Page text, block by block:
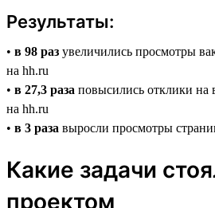
Результаты:
• в 98 раз увеличились просмотры
на hh.ru
• в 27,3 раза повысились отклики на
на hh.ru
• в 3 раза выросли просмотры
Какие задачи
проектом